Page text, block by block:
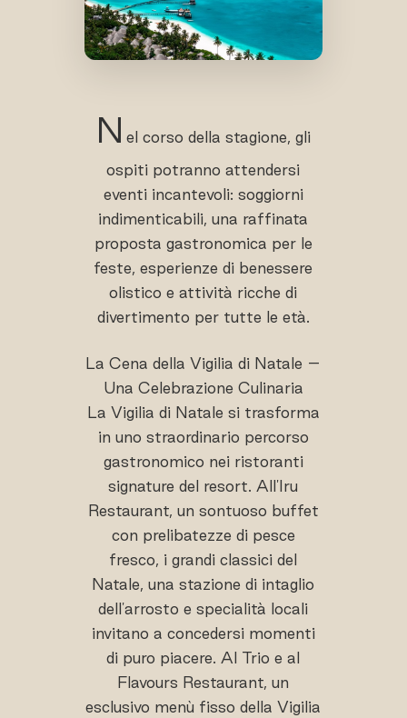
N el corso della stagione, gli
ospiti potranno attendersi
eventi incantevoli: soggiorni
indimenticabili, una raffinata
proposta gastronomica per le
feste, esperienze di benessere
olistico e attività ricche di
divertimento per tutte le età.
La Cena della Vigilia di Natale –
Una Celebrazione Culinaria
La Vigilia di Natale si trasforma
in uno straordinario percorso
gastronomico nei ristoranti
signature del resort. All'Iru
Restaurant, un sontuoso buffet
con prelibatezze di pesce
fresco, i grandi classici del
Natale, una stazione di intaglio
dell'arrosto e specialità locali
invitano a concedersi momenti
di puro piacere. Al Trio e al
Flavours Restaurant, un
esclusivo menù fisso della Vigilia